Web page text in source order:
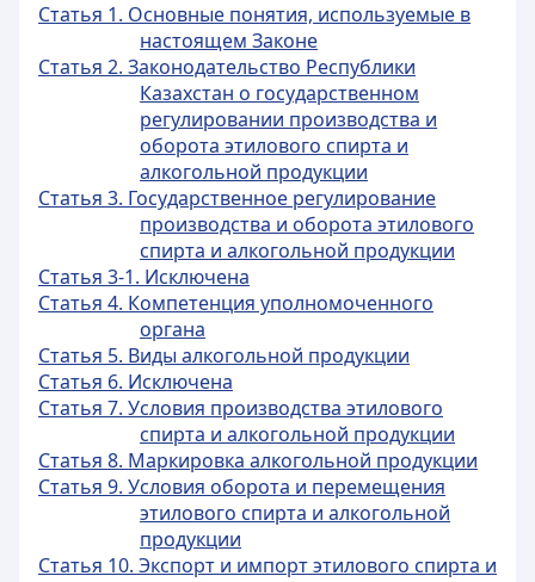
Статья 1. Основные понятия, используемые в
настоящем Законе
Статья 2. Законодательство Республики
Казахстан о государственном
регулировании производства и
оборота этилового спирта и
алкогольной продукции
Статья 3. Государственное регулирование
производства и оборота этилового
спирта и алкогольной продукции
Статья 3-1. Исключена
Статья 4. Компетенция уполномоченного
органа
Статья 5. Виды алкогольной продукции
Статья 6. Исключена
Статья 7. Условия производства этилового
спирта и алкогольной продукции
Статья 8. Маркировка алкогольной продукции
Статья 9. Условия оборота и перемещения
этилового спирта и алкогольной
продукции
Статья 10. Экспорт и импорт этилового спирта и